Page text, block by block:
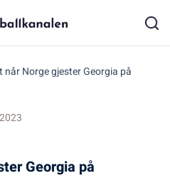
når Norge gjester Georgia på
Georgia på